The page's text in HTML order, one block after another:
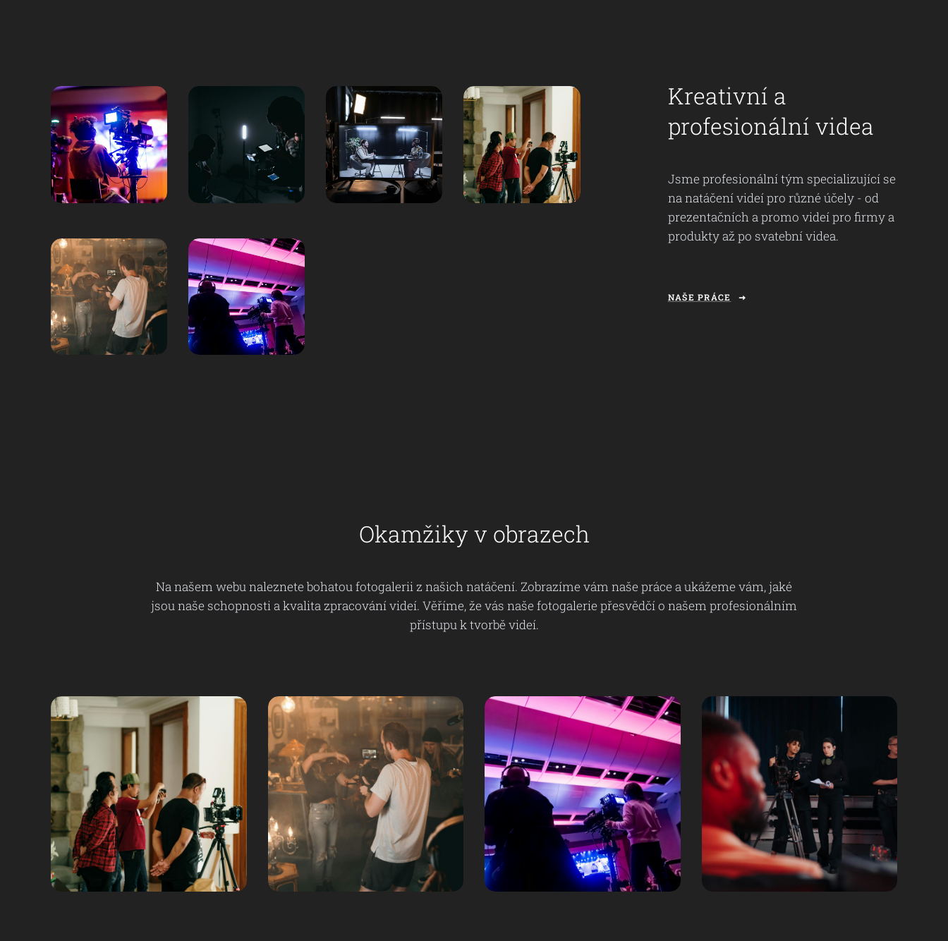
Kreativní a
profesionální videa
Jsme profesionální tým specializující se
na natáčení videí pro různé účely - od
prezentačních a promo videí pro firmy a
produkty až po svatební videa.
NAŠE PRÁCE
Okamžiky v obrazech
Na našem webu naleznete bohatou fotogalerii z našich natáčení. Zobrazíme vám naše práce a ukážeme vám, jaké
jsou naše schopnosti a kvalita zpracování videí. Věříme, že vás naše fotogalerie přesvědčí o našem profesionálním
přístupu k tvorbě videí.